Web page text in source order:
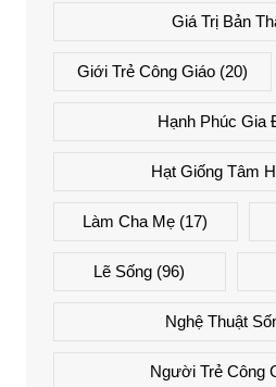
Giá Trị Bản
Giới Trẻ Công Giáo(20)
Hạnh Phúc Gia
Hạt Giống Tâm
Làm Cha Mẹ (17)
Lẽ Sống (96)
Nghệ Thuật
Người Trẻ Công